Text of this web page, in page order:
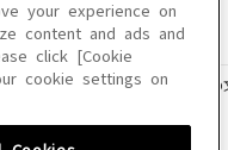
このサイトに掲載されている一切
your experience on
content and ads and
click [Cookie
cookie settings on